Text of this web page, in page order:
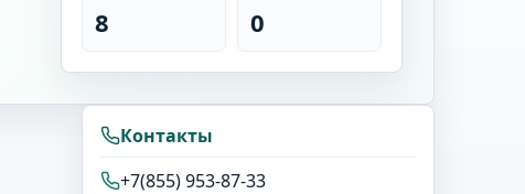
8 0
Контакты
+7(855) 953-87-33